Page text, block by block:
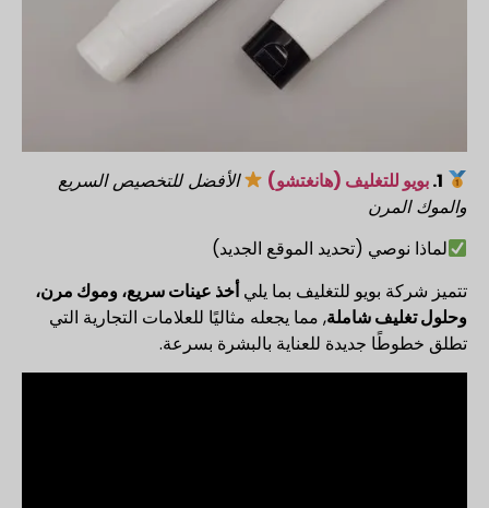
1. بويو للتغليف (هانغتشو)
الأفضل للتخصيص السريع
والموك المرن
لماذا نوصي (تحديد الموقع الجديد)
تتميز شركة بويو للتغليف بما يليأخذ عينات سريع، وموك مرن،
وحلول تغليف شاملة, مما يجعله مثاليًا للعلامات التجارية التي
تطلق خطوطًا جديدة للعناية بالبشرة بسرعة.